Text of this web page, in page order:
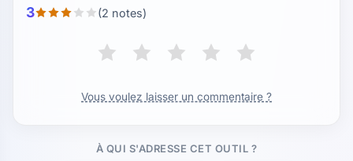
3 (2 notes)
Vous voulez laisser un commentaire ?
À QUI S'ADRESSE CET OUTIL ?